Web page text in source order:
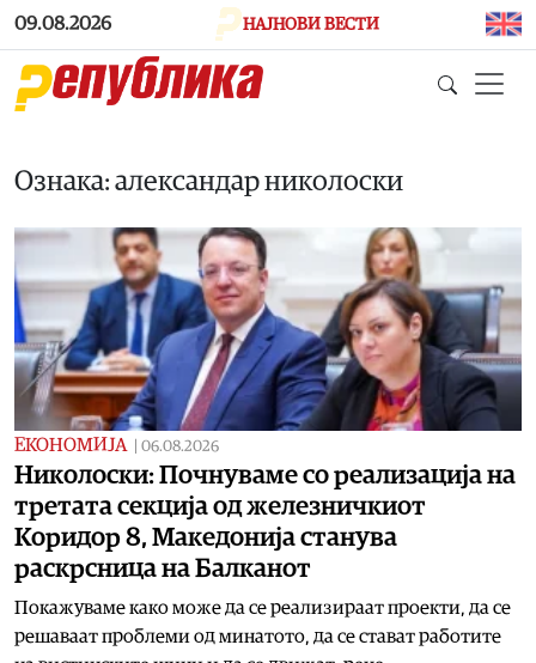
Skip to main content
09.08.2026 НАЈНОВИ ВЕСТИ
Ознака: александар николоски
ЕКОНОМИЈА 06.08.2026
Николоски: Почнуваме со реализација на
третата секција од железничкиот
Коридор 8, Македонија станува
раскрсница на Балканот
Покажуваме како може да се реализираат проекти, да се
решаваат проблеми од минатото, да се стават работите